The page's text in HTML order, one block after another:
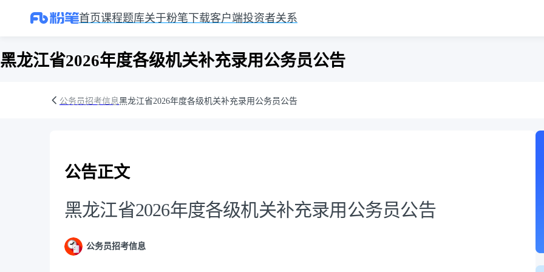
首页课程题库关于粉笔 下载客户端投资者关系
黑龙江省2026年度各级机关补充录用公务员公告
公务员招考信息黑龙江省2026年度各级机关补充录用公务员公告
公告正文
黑龙江省2026年度各级机关补充录用公务员公告
公务员招考信息